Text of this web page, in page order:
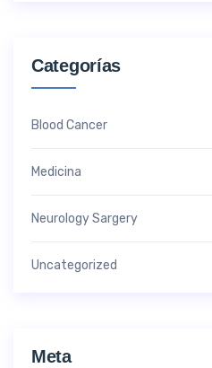
Categorías
Blood Cancer
Medicina
Neurology Sargery
Uncategorized
Meta